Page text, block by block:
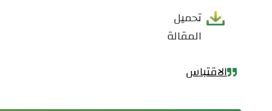
تحميل
المقالة
الاقتباس